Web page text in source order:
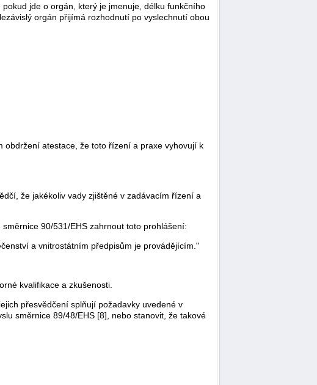
jde o orgán, který je jmenuje, délku funkčního
orgán přijímá rozhodnutí po vyslechnutí obou
obdržení atestace, že toto řízení a praxe vyhovují k
že jakékoliv vady zjištěné v zadávacím řízení a
90/531/EHS zahrnout toto prohlášení:
a vnitrostátním předpisům je provádějícím."
kvalifikace a zkušenosti.
přesvědčení splňují požadavky uvedené v
směrnice 89/48/EHS [8], nebo stanovit, že takové